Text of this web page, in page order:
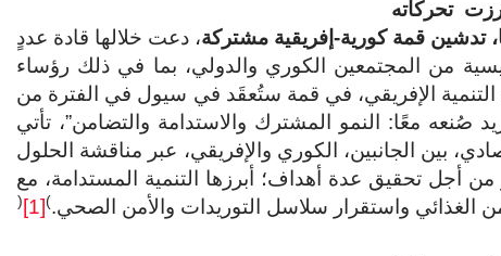
تحركاته
تدشين قمة كورية-إفريقية مشتركة، دعت خلالها قادة عددٍ
من المجتمعين الكوري والدولي، بما في ذلك رؤساء
الإفريقي، في قمة ستُعقَد في سيول في الفترة من
بين الجانبين، الكوري والإفريقي، عبر مناقشة الحلول
من أجل تحقيق عدة أهداف؛ أبرزها التنمية المستدامة، مع
الغذائي واستقرار سلاسل التوريدات والأمن الصحي.)
[1]
(